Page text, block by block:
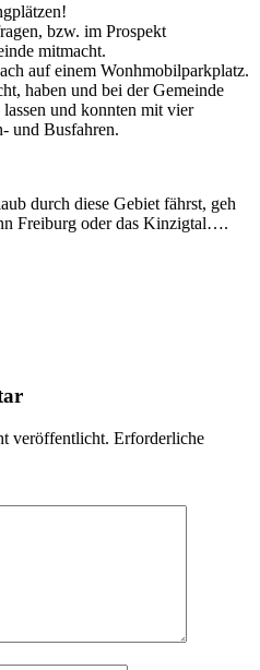
bzw. im Prospekt
mitmacht.
auf einem Wonhmobilparkplatz.
haben und bei der Gemeinde
lassen und konnten mit vier
und Busfahren.
durch diese Gebiet fährst, geh
Freiburg oder das Kinzigtal….
veröffentlicht. Erforderliche